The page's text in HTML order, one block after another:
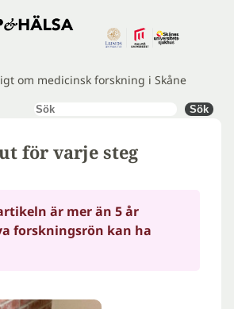
om medicinsk forskning i Skåne
Sök Sök
för varje steg
är mer än 5 år
forskningsrön kan ha